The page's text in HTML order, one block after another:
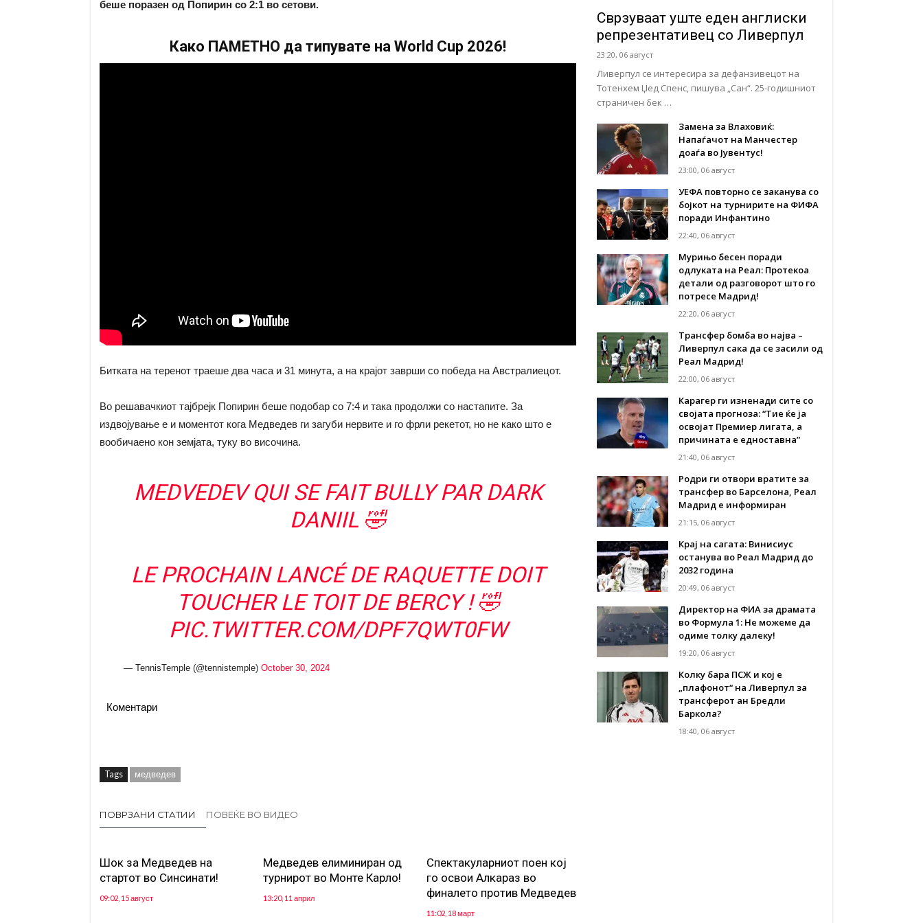
беше поразен од Попирин со 2:1 во сетови.
Како ПАМЕТНО да типувате на World Cup 2026!
Битката на теренот траеше два часа и 31 минута, а на крајот заврши со победа на Австралиецот.
Во решавачкиот тајбрејк Попирин беше подобар со 7:4 и така продолжи со настапите. За
издвојување е и моментот кога Медведев ги загуби нервите и го фрли рекетот, но не како што е
вообичаено кон земјата, туку во височина.
MEDVEDEV QUI SE FAIT BULLY PAR DARK
DANIIL 🤣
LE PROCHAIN LANCÉ DE RAQUETTE DOIT
TOUCHER LE TOIT DE BERCY ! 🤣
PIC.TWITTER.COM/DPF7QWT0FW
— TennisTemple (@tennistemple) October 30, 2024
Коментари
Tags медведев
ПОВРЗАНИ СТАТИИ ПОВЕЌЕ ВО ВИДЕО
Шок за Медведев на
стартот во Синсинати!
09:02, 15 август
Медведев елиминиран од
турнирот во Монте Карло!
13:20, 11 април
Спектакуларниот поен кој
го освои Алкараз во
финалето против Медведев
11:02, 18 март
Сврзуваат уште еден англиски
репрезентативец со Ливерпул
23:20, 06 август
Ливерпул се интересира за дефанзивецот на
Тотенхем Џед Спенс, пишува „Сан“. 25-годишниот
страничен бек …
Замена за Влаховиќ:
Напаѓачот на Манчестер
доаѓа во Јувентус!
23:00, 06 август
УЕФА повторно се заканува со
бојкот на турнирите на ФИФА
поради Инфантино
22:40, 06 август
Мурињо бесен поради
одлуката на Реал: Протекоа
детали од разговорот што го
потресе Мадрид!
22:20, 06 август
Трансфер бомба во најва –
Ливерпул сака да се засили од
Реал Мадрид!
22:00, 06 август
Карагер ги изненади сите со
својата прогноза: “Тие ќе ја
освојат Премиер лигата, а
причината е едноставна”
21:40, 06 август
Родри ги отвори вратите за
трансфер во Барселона, Реал
Мадрид е информиран
21:15, 06 август
Крај на сагата: Винисиус
останува во Реал Мадрид до
2032 година
20:49, 06 август
Директор на ФИА за драмата
во Формула 1: Не можеме да
одиме толку далеку!
19:20, 06 август
Колку бара ПСЖ и кој е
„плафонот“ на Ливерпул за
трансферот ан Бредли
Баркола?
18:40, 06 август